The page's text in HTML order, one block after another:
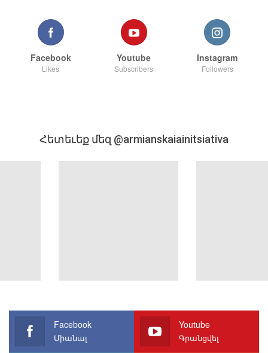
Facebook
Likes
Youtube
Subscribers
Instagram
Followers
Հետեւեք մեզ @armianskaiainitsiativa
Facebook
Միանալ
Youtube
Գրանցվել